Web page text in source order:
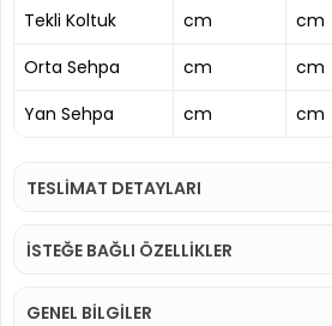
Tekli Koltuk
cm cm
Orta Sehpa
cm cm
Yan Sehpa
cm cm
TESLİMAT DETAYLARI
İSTEĞE BAĞLI ÖZELLİKLER
GENEL BİLGİLER